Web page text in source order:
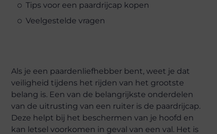
Tips voor een paardrijcap kopen
Veelgestelde vragen
Als je een paardenliefhebber bent, weet je dat
veiligheid tijdens het rijden van het grootste
belang is. Een van de belangrijkste onderdelen
van de uitrusting van een ruiter is de paardrijcap.
Deze helpt bij het beschermen van je hoofd en
kan letsel voorkomen in geval van een val. Het is